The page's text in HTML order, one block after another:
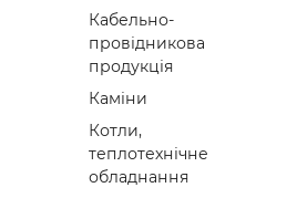
Кабельно-
провідникова
продукція
Каміни
Котли,
теплотехнічне
обладнання